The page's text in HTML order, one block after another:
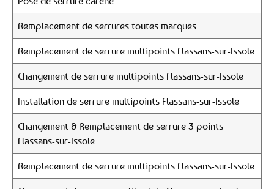
Remplacement de serrures toutes marques
Remplacement de serrure multipoints Flassans-sur-Issole
Changement de serrure multipoints Flassans-sur-Issole
Installation de serrure multipoints Flassans-sur-Issole
Changement & Remplacement de serrure 3 points
Flassans-sur-Issole
Remplacement de serrure multipoints Flassans-sur-Issole